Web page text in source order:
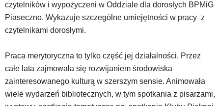
czytelników i wypożyczeni w Oddziale dla dorosłych BPMiG
Piaseczno. Wykazuje szczególne umiejętności w pracy z
czytelnikami dorosłymi.
Praca merytoryczna to tylko część jej działalności. Przez
całe lata zajmowała się rozwijaniem środowiska
zainteresowanego kulturą w szerszym sensie. Animowała
wiele wydarzeń bibliotecznych, w tym spotkania z pisarzami,